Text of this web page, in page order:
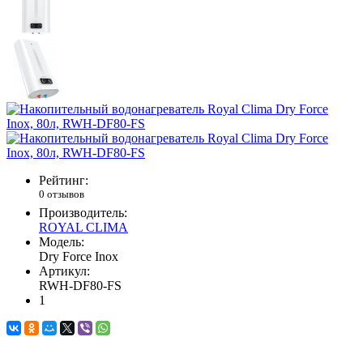
Рейтинг:
0 отзывов
Производитель:
ROYAL CLIMA
Модель:
Dry Force Inox
Артикул:
RWH-DF80-FS
1